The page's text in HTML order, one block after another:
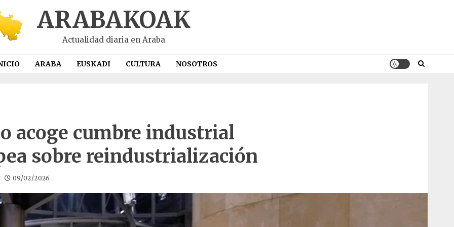
ARABAKOAK
Actualidad diaria en Araba
ARABA EUSKADI CULTURA NOSOTROS
acoge cumbre industrial
sobre reindustrialización
09/02/2026